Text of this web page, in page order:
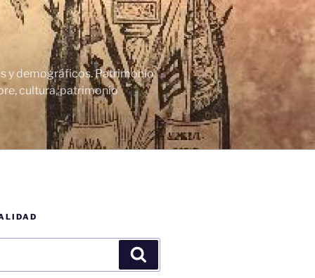
y demográficos. Patrimonio
cultura, patrimonio